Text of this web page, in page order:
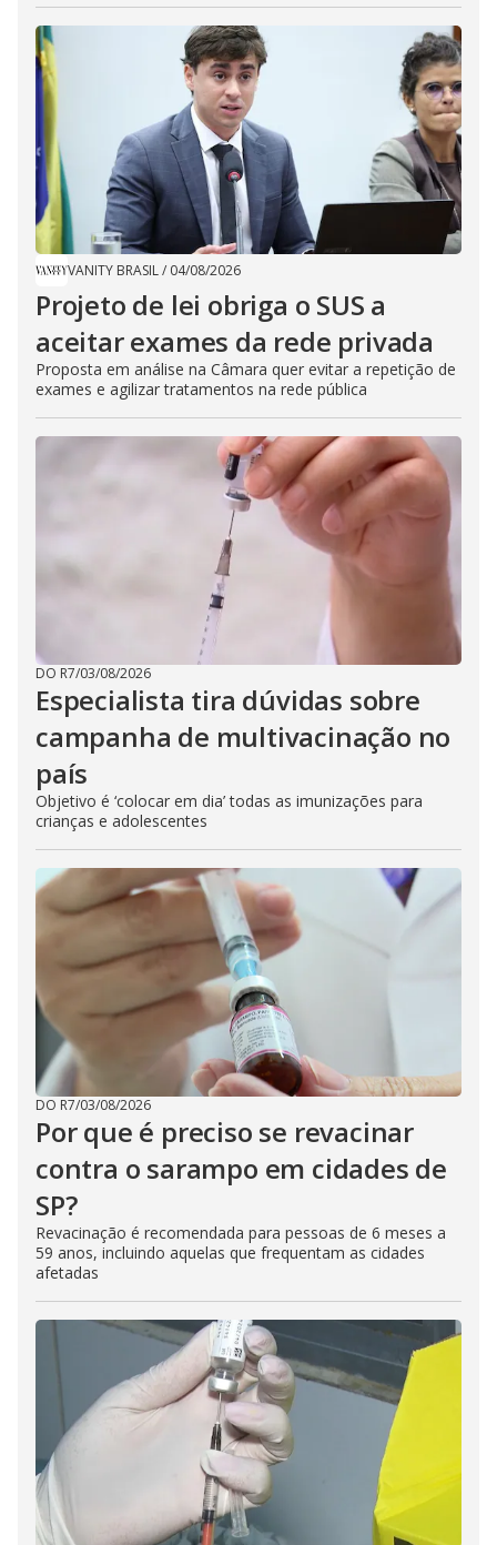
VANITY BRASIL/ 04/08/2026
Projeto de lei obriga o SUS a
aceitar exames da rede privada
Proposta em análise na Câmara quer evitar a repetição de
exames e agilizar tratamentos na rede pública
DO R7/03/08/2026
Especialista tira dúvidas sobre
campanha de multivacinação no
país
Objetivo é ‘colocar em dia’ todas as imunizações para
crianças e adolescentes
DO R7/03/08/2026
Por que é preciso se revacinar
contra o sarampo em cidades de
SP?
Revacinação é recomendada para pessoas de 6 meses a
59 anos, incluindo aquelas que frequentam as cidades
afetadas